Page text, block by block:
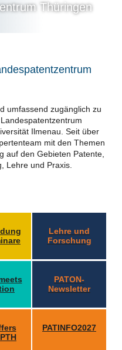
Thüringen
umfassend zugänglich zu
Ilmenau. Seit über
mit den Themen
auf den Gebieten Patente,
Lehre und Praxis.
Lehre und
Forschung
PATON-
Newsletter
PATINFO2027